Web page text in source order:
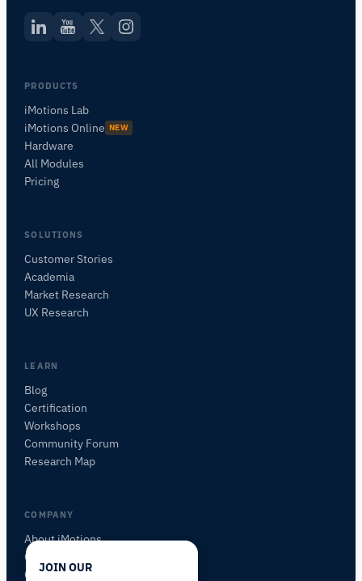
PRODUCTS
iMotions Lab
iMotions Online NEW
Hardware
All Modules
Pricing
SOLUTIONS
Customer Stories
Academia
Market Research
UX Research
LEARN
Blog
Certification
Workshops
Community Forum
Research Map
COMPANY
About iMotions
Careers
Contact
FRAGEN SIE ZU DIESER SEITE
Diesen Sensor erklären
JOIN OUR